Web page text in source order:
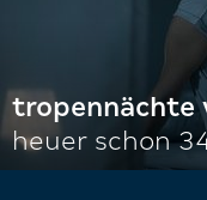
tropennächte
heuer schon